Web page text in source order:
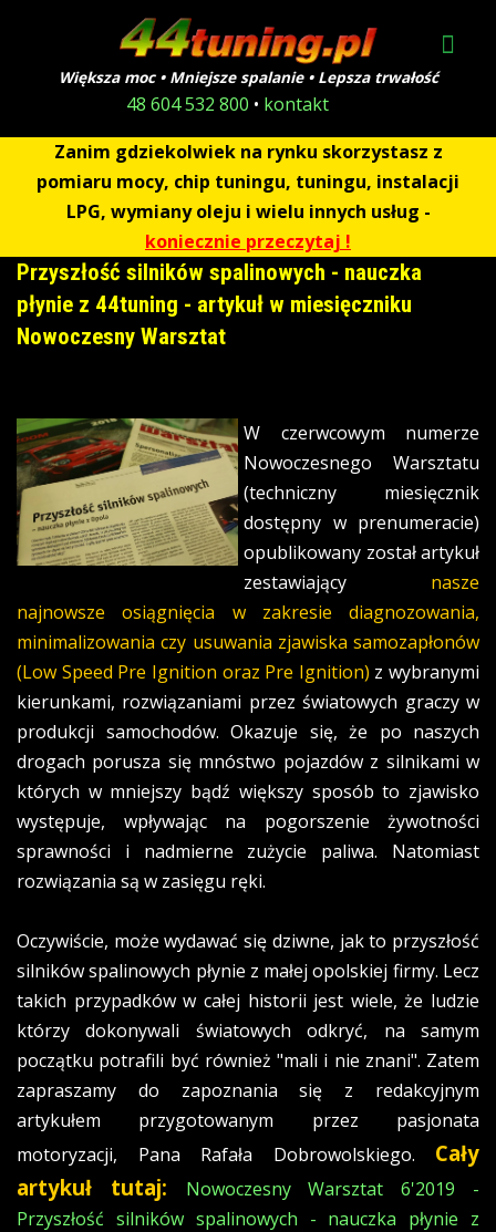
Większa moc • Mniejsze spalanie • Lepsza trwałość
48 604 532 800 • kontakt
Zanim gdziekolwiek na rynku skorzystasz z
pomiaru mocy, chip tuningu, tuningu, instalacji
LPG, wymiany oleju i wielu innych usług -
koniecznie przeczytaj !
Przyszłość silników spalinowych - nauczka
płynie z 44tuning - artykuł w miesięczniku
Nowoczesny Warsztat
W czerwcowym numerze
Nowoczesnego Warsztatu
(techniczny miesięcznik
dostępny w prenumeracie)
opublikowany został artykuł
zestawiający nasze
najnowsze osiągnięcia w zakresie diagnozowania,
minimalizowania czy usuwania zjawiska samozapłonów
(Low Speed Pre Ignition oraz Pre Ignition) z wybranymi
kierunkami, rozwiązaniami przez światowych graczy w
produkcji samochodów. Okazuje się, że po naszych
drogach porusza się mnóstwo pojazdów z silnikami w
których w mniejszy bądź większy sposób to zjawisko
występuje, wpływając na pogorszenie żywotności
sprawności i nadmierne zużycie paliwa. Natomiast
rozwiązania są w zasięgu ręki.
Oczywiście, może wydawać się dziwne, jak to przyszłość
silników spalinowych płynie z małej opolskiej firmy. Lecz
takich przypadków w całej historii jest wiele, że ludzie
którzy dokonywali światowych odkryć, na samym
początku potrafili być również "mali i nie znani". Zatem
zapraszamy do zapoznania się z redakcyjnym
artykułem przygotowanym przez pasjonata
motoryzacji, Pana Rafała Dobrowolskiego. Cały
artykuł tutaj:
Nowoczesny Warsztat 6'2019 -
Przyszłość silników spalinowych - nauczka płynie z